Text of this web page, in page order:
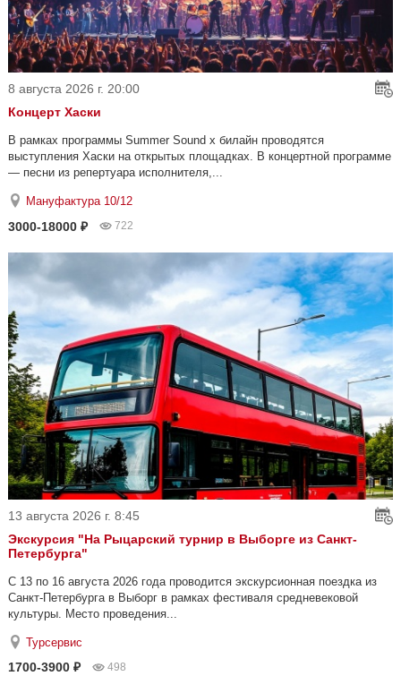
8 августа 2026 г. 20:00
Концерт Хаски
В рамках программы Summer Sound x билайн проводятся
выступления Хаски на открытых площадках. В концертной программе
— песни из репертуара исполнителя,...
Мануфактура 10/12
3000-18000 ₽ 722
13 августа 2026 г. 8:45
Экскурсия "На Рыцарский турнир в Выборге из Санкт-
Петербурга"
С 13 по 16 августа 2026 года проводится экскурсионная поездка из
Санкт-Петербурга в Выборг в рамках фестиваля средневековой
культуры. Место проведения...
Турсервис
1700-3900 ₽ 498